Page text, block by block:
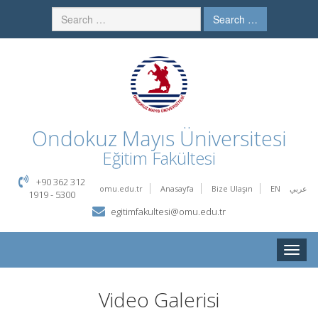
Search …
Ondokuz Mayıs Üniversitesi
Eğitim Fakültesi
omu.edu.tr Anasayfa Bize Ulaşın EN عربي
+90 362 312
1919 - 5300
egitimfakultesi@omu.edu.tr
Toggle
Video Galerisi